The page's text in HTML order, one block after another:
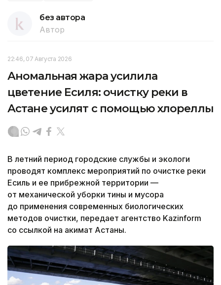
без автора
Автор
22:46, 07 Августа 2026
Аномальная жара усилила
цветение Есиля: очистку реки в
Астане усилят с помощью хлореллы
В летний период городские службы и экологи
проводят комплекс мероприятий по очистке реки
Есиль и ее прибрежной территории —
от механической уборки тины и мусора
до применения современных биологических
методов очистки, передает агентство Kazinform
со ссылкой на акимат Астаны.